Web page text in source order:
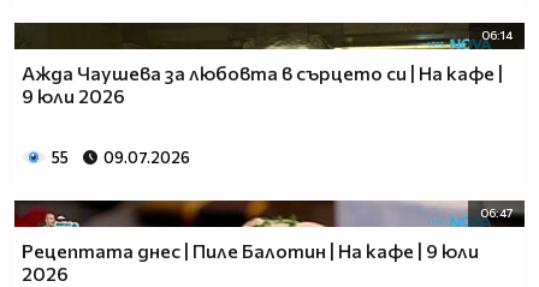
06:14
Ажда Чаушева за любовта в сърцето си | На кафе |
9 юли 2026
55 09.07.2026
06:47
Рецептата днес | Пиле Балотин | На кафе | 9 юли
2026